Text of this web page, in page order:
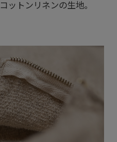
ットンリネンの生地。